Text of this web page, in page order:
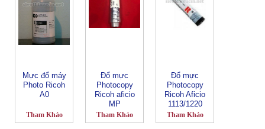
Mực đổ máy
Photo Ricoh
A0
Tham Khảo
Đổ mực
Photocopy
Ricoh aficio
MP
2500/2580-
2500E
Tham Khảo
Đổ mực
Photocopy
Ricoh Aficio
1113/1220
Tham Khảo